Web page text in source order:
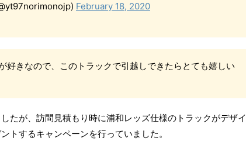
February 18, 2020
好きなので、このトラックで引越しできたらとても嬉しい
たが、訪問見積もり時に浦和レッズ仕様のトラックがデザイ
トするキャンペーンを行っていました。